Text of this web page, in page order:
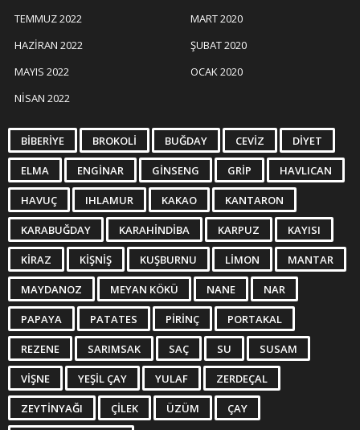
TEMMUZ 2022
HAZIRAN 2022
MAYIS 2022
NISAN 2022
MART 2020
ŞUBAT 2020
OCAK 2020
BIBERIYE BROKOLI BUĞDAY CEVIZ DIYET
ELMA ENGINAR GINSENG GRIP HAVLICAN
HAVUÇ IHLAMUR KAKAO KANTARON
KARABUĞDAY KARAHINDIBA KARPUZ KAYISI
KIRAZ KIŞNIŞ KUŞBURNU LIMON MANTAR
MAYDANOZ MEYAN KÖKÜ NANE NAR
PAPAYA PATATES PIRINÇ PORTAKAL
REZENE SARIMSAK SAÇ SU SUSAM
VIŞNE YEŞIL ÇAY YULAF ZERDEÇAL
ZEYTINYAĞI ÇILEK ÜZÜM ÇAY